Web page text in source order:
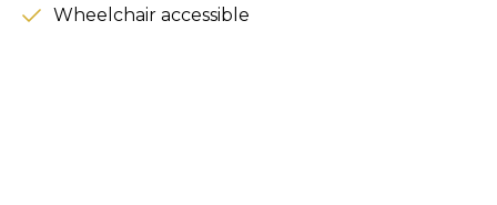
Wheelchair accessible